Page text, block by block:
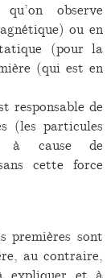
observe
ou en
(pour la
(qui est en
responsable de
(les particules
à cause de
cette force
premières sont
au contraire,